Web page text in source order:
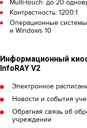
Multi-touch: до 20
Контрастность: 1200:1
Операционные
и Windows 10
Информационный
InfoRAY V2
Электронное
Новости и события
Обратная связь об
учреждении